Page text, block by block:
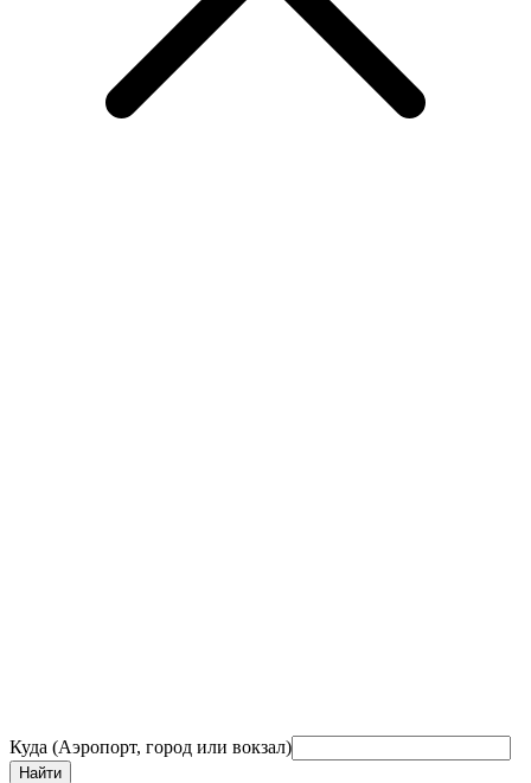
Куда (Аэропорт, город или вокзал)
Найти